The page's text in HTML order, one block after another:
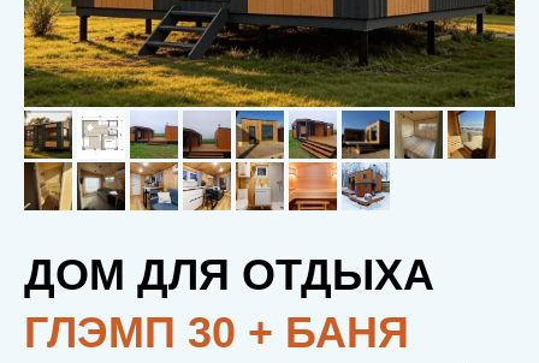
ДОМ ДЛЯ ОТДЫХА
ГЛЭМП 30 + БАНЯ